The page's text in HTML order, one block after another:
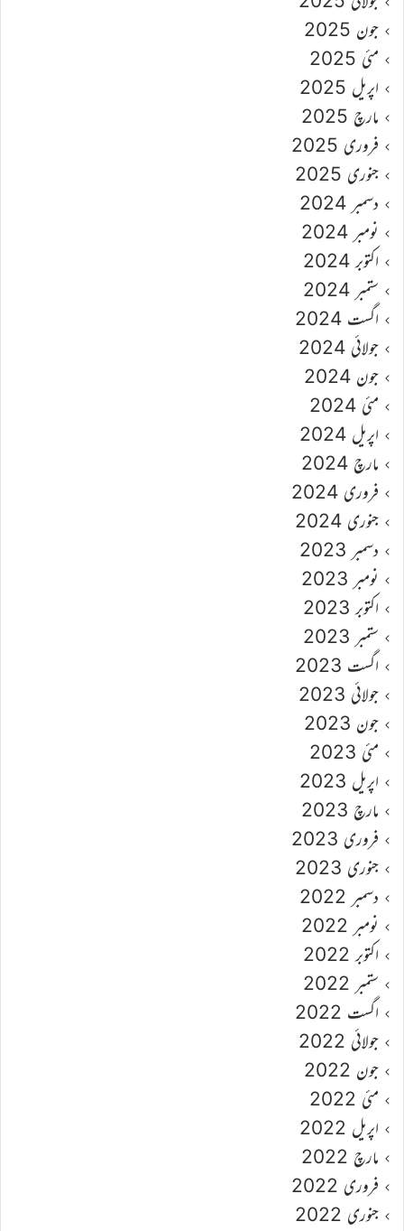
جون 2025
مئی 2025
اپریل 2025
مارچ 2025
فروری 2025
جنوری 2025
دسمبر 2024
نومبر 2024
اکتوبر 2024
ستمبر 2024
اگست 2024
جولائی 2024
جون 2024
مئی 2024
اپریل 2024
مارچ 2024
فروری 2024
جنوری 2024
دسمبر 2023
نومبر 2023
اکتوبر 2023
ستمبر 2023
اگست 2023
جولائی 2023
جون 2023
مئی 2023
اپریل 2023
مارچ 2023
فروری 2023
جنوری 2023
دسمبر 2022
نومبر 2022
اکتوبر 2022
ستمبر 2022
اگست 2022
جولائی 2022
جون 2022
مئی 2022
اپریل 2022
مارچ 2022
فروری 2022
جنوری 2022